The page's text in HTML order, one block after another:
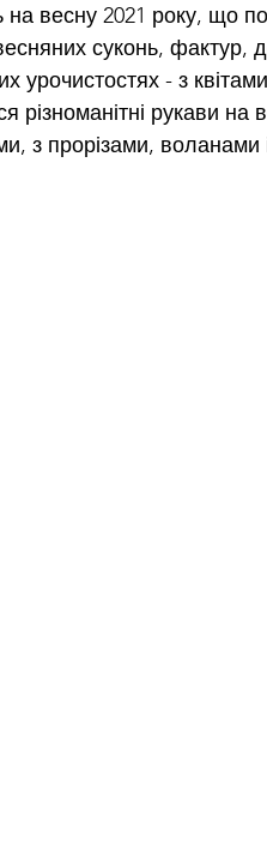
весну 2021 року, що
суконь, фактур,
урочистостях - з
рукави на
з прорізами, воланами